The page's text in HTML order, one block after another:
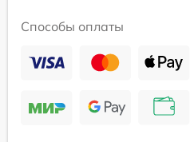
Способы оплаты